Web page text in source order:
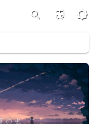
search train brightness_5